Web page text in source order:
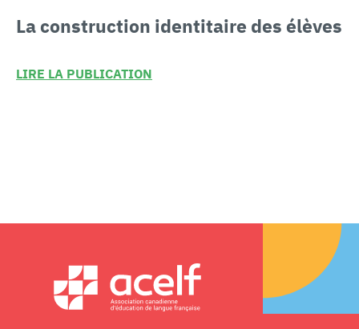
La construction identitaire des élèves
LIRE LA PUBLICATION